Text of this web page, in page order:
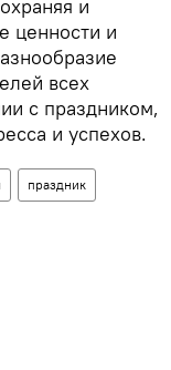
и
ценности и
всех
с праздником,
и успехов.
праздник